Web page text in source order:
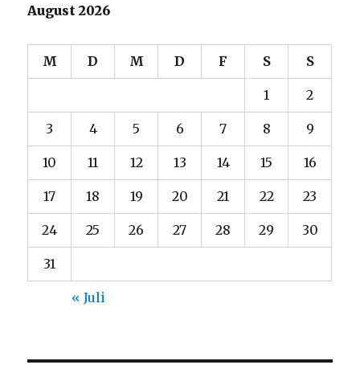
August 2026
M D M D F S S
1 2
3 4 5 6 7 8 9
10 11 12 13 14 15 16
17 18 19 20 21 22 23
24 25 26 27 28 29 30
31
« Juli